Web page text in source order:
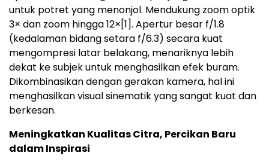
untuk potret yang menonjol. Mendukung zoom optik
3× dan zoom hingga 12×[1]. Apertur besar f/1.8
(kedalaman bidang setara f/6.3) secara kuat
mengompresi latar belakang, menariknya lebih
dekat ke subjek untuk menghasilkan efek buram.
Dikombinasikan dengan gerakan kamera, hal ini
menghasilkan visual sinematik yang sangat kuat dan
berkesan.
Meningkatkan Kualitas Citra, Percikan Baru
dalam Inspirasi